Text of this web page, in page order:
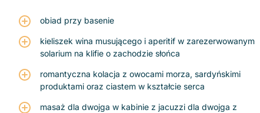
obiad przy basenie
kieliszek wina musującego i aperitif w zarezerwowanym
solarium na klifie o zachodzie słońca
romantyczna kolacja z owocami morza, sardyńskimi
produktami oraz ciastem w kształcie serca
masaż dla dwojga w kabinie z jacuzzi dla dwojga z